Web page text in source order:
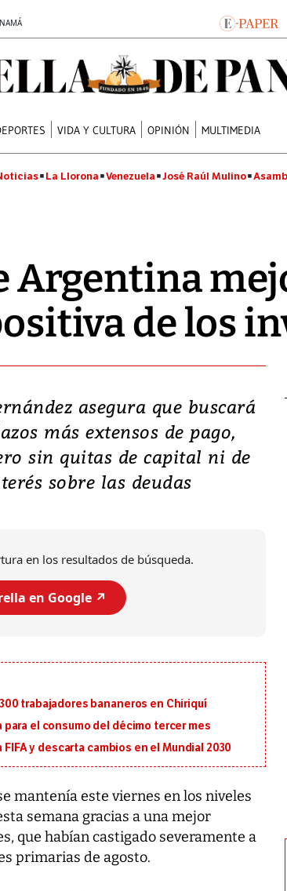
VIDA Y CULTURA OPINIÓN MULTIMEDIA
La Llorona Venezuela José Raúl Mulino
Argentina
de los
asegura que buscará
más extensos de pago,
sin quitas de capital ni de
sobre las deudas
en los resultados de búsqueda.
en Google ↗️
trabajadores bananeros en Chiriquí
para el consumo del décimo tercer mes
y descarta cambios en el Mundial 2030
mantenía este viernes en los niveles
semana gracias a una mejor
que habían castigado severamente a
primarias de agosto.
Video, Japón: Terremoto
deja heridos y graves
daños en Kumamoto
7,1 se registró este martes 28 de
emergencia de gran...